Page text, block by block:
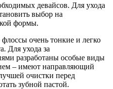
девайсов. Для ухода
выбор на
формы.
очень тонкие и легко
Для ухода за
разработаны особые виды
– имеют направляющий
очистки перед
зубной пастой.